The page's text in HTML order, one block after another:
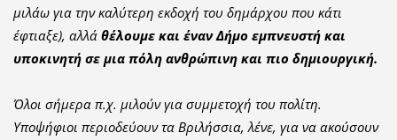
μιλάω για την καλύτερη εκδοχή του δημάρχου που κάτι
έφτιαξε), αλλά θέλουμε και έναν Δήμο εμπνευστή και
υποκινητή σε μια πόλη ανθρώπινη και πιο δημιουργική.
Όλοι σήμερα π.χ. μιλούν για συμμετοχή του πολίτη.
Υποψήφιοι περιοδεύουν τα Βριλήσσια, λένε, για να ακούσουν